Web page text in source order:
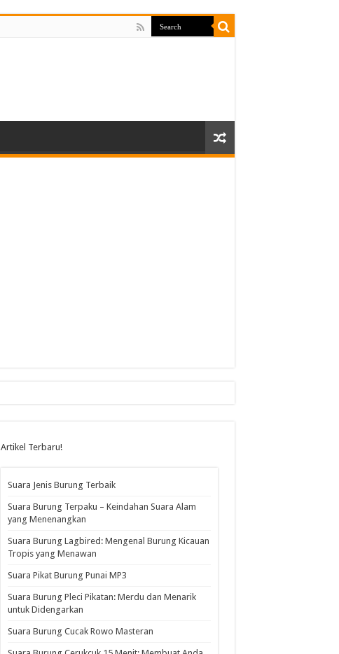
Artikel Terbaru!
Suara Jenis Burung Terbaik
Suara Burung Terpaku – Keindahan Suara Alam
yang Menenangkan
Suara Burung Lagbired: Mengenal Burung Kicauan
Tropis yang Menawan
Suara Pikat Burung Punai MP3
Suara Burung Pleci Pikatan: Merdu dan Menarik
untuk Didengarkan
Suara Burung Cucak Rowo Masteran